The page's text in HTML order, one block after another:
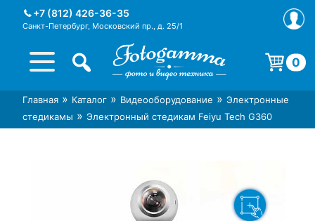
+7 (812) 426-36-35
Санкт-Петербург, Московский пр., д. 25/1
Интернет-магазин фототехники
Foto-Gamma в СПб
Магазин фотоаксессуаров foto-
gamma.ru
0
Корзина пуста.
Главная » Каталог » Видеооборудование » Электронные
стедикамы » Электронный стедикам Feiyu Tech G360